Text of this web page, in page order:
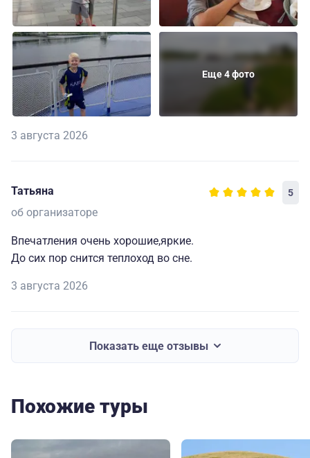
Еще 4 фото
3 августа 2026
Татьяна 5
об организаторе
Впечатления очень хорошие,яркие.
До сих пор снится теплоход во сне.
3 августа 2026
Показать еще отзывы
Похожие туры